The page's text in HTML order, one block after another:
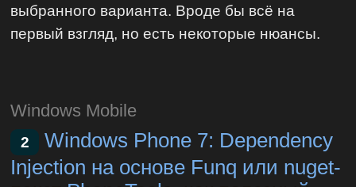
выбранного варианта. Вроде бы всё на
первый взгляд, но есть некоторые нюансы.
Windows Mobile
2
Windows Phone 7: Dependency
Injection на основе Funq или nuget-